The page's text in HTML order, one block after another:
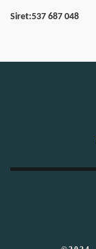
Siret:537 687 048